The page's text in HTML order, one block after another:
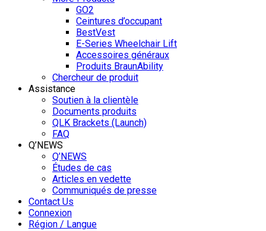
GO2
Ceintures d’occupant
BestVest
E-Series Wheelchair Lift
Accessoires généraux
Produits BraunAbility
Chercheur de produit
Assistance
Soutien à la clientèle
Documents produits
QLK Brackets (Launch)
FAQ
Q’NEWS
Q’NEWS
Études de cas
Articles en vedette
Communiqués de presse
Contact Us
Connexion
Région / Langue